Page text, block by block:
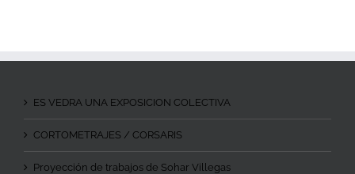
ES VEDRA UNA EXPOSICION COLECTIVA
CORTOMETRAJES / CORSARIS
Proyección de trabajos de Sohar Villegas